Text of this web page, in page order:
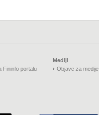
Fininfo portalu
Mediji
Objave za medije